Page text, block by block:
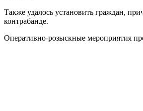
Также удалось установить граждан,
контрабанде.
Оперативно-розыскные мероприятия